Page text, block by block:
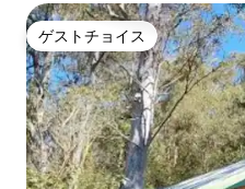
ゲストチョイス
ゲストチョイス